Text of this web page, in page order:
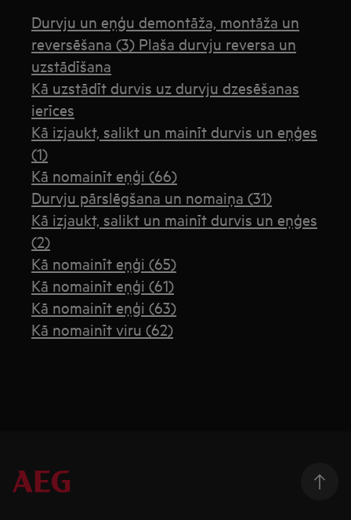
Durvju un eņģu demontāža, montāža un
reversēšana (3) Plaša durvju reversa un
uzstādīšana
Kā uzstādīt durvis uz durvju dzesēšanas
ierīces
Kā izjaukt, salikt un mainīt durvis un eņģes
(1)
Kā nomainīt eņģi (66)
Durvju pārslēgšana un nomaiņa (31)
Kā izjaukt, salikt un mainīt durvis un eņģes
(2)
Kā nomainīt eņģi (65)
Kā nomainīt eņģi (61)
Kā nomainīt eņģi (63)
Kā nomainīt viru (62)